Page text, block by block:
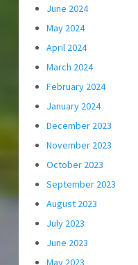
June 2024
May 2024
April 2024
March 2024
February 2024
January 2024
December 2023
November 2023
October 2023
September 2023
August 2023
July 2023
June 2023
May 2023